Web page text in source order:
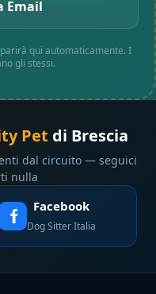
Email
qui automaticamente. I
gli stessi.
Pet di Brescia
dal circuito — seguici
nulla
Facebook
Dog Sitter Italia